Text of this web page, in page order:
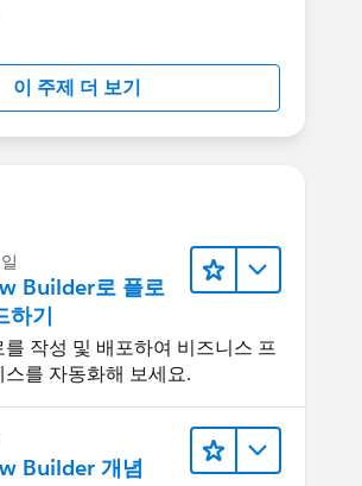
이 주제 더 보기
Builder로 플로
하기
를 작성 및 배포하여 비즈니스 프
스를 자동화해 보세요.
Builder 개념